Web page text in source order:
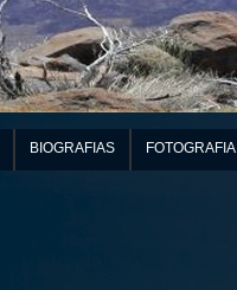
BIOGRAFIAS FOTOGRAFIA